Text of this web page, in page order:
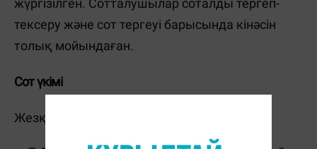
жүргізілген. Сотталушылар соталды тергеп-
тексеру және сот тергеуі барысында кінәсін
толық мойындаған.
Сот үкімі
Жезқазған қалалық сотының үкімі: